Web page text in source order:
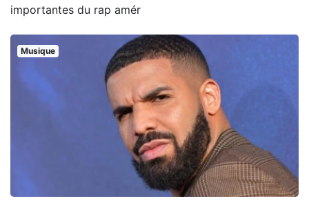
importantes du rap amér
Musique